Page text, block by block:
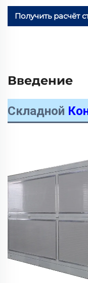
Получить расчёт
Введение
Складной